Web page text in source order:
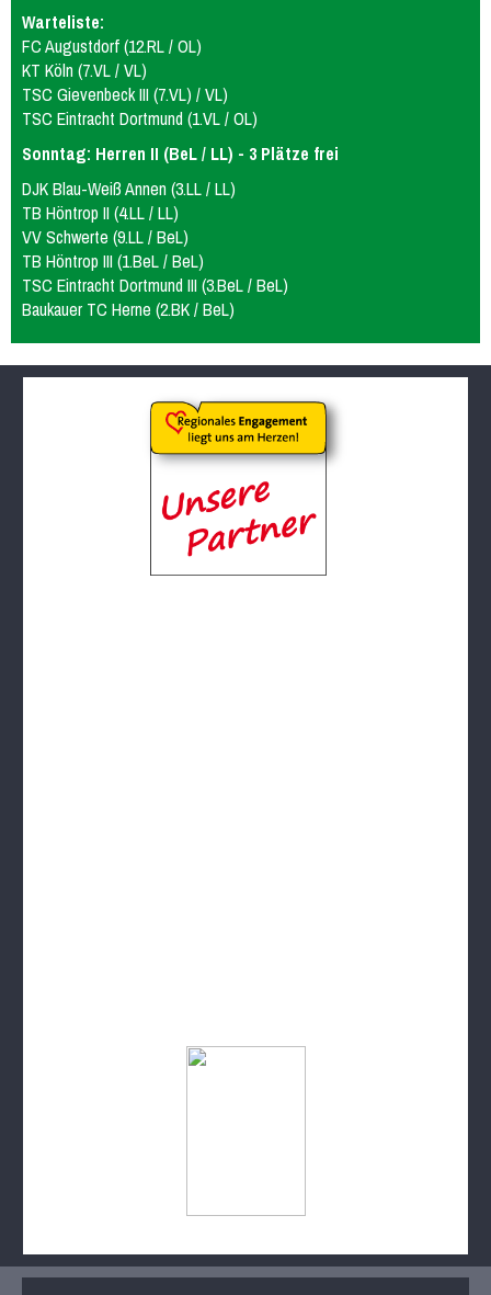
Warteliste:
FC Augustdorf (12.RL / OL)
KT Köln (7.VL / VL)
TSC Gievenbeck III (7.VL) / VL)
TSC Eintracht Dortmund (1.VL / OL)
Sonntag: Herren II (BeL / LL) - 3 Plätze frei
DJK Blau-Weiß Annen (3.LL / LL)
TB Höntrop II (4.LL / LL)
VV Schwerte (9.LL / BeL)
TB Höntrop III (1.BeL / BeL)
TSC Eintracht Dortmund III (3.BeL / BeL)
Baukauer TC Herne (2.BK / BeL)